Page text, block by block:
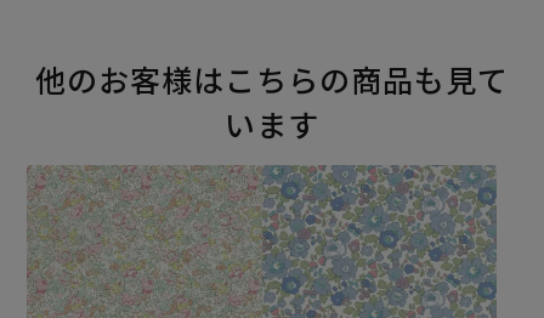
他のお客様はこちらの商品も見て
います